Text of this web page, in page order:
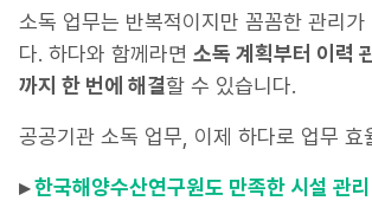
소독 업무는 반복적이지만 꼼꼼한 관리가
다. 하다와 함께라면 소독 계획부터 이력
까지 한 번에 해결할 수 있습니다.
공공기관 소독 업무, 이제 하다로 업무 효
▸한국해양수산연구원도 만족한 시설 관